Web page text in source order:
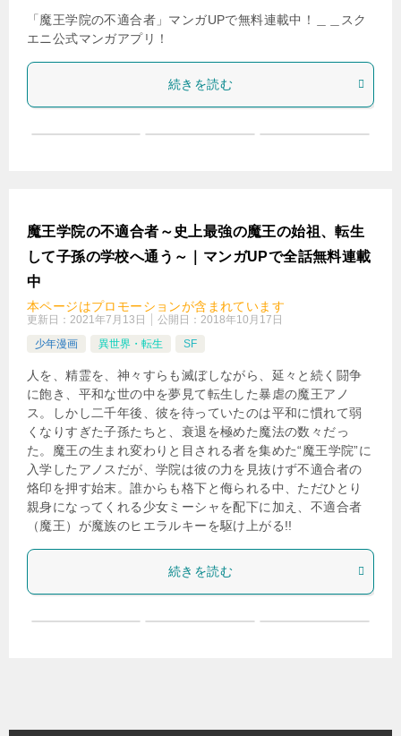
「魔王学院の不適合者」マンガUPで無料連載中！＿＿スク
エニ公式マンガアプリ！
続きを読む
魔王学院の不適合者～史上最強の魔王の始祖、転生
して子孫の学校へ通う～｜マンガUPで全話無料連載
中
本ページはプロモーションが含まれています
更新日： 2021年7月13日 公開日： 2018年10月17日
少年漫画
異世界・転生 SF
人を、精霊を、神々すらも滅ぼしながら、延々と続く闘争
に飽き、平和な世の中を夢見て転生した暴虐の魔王アノ
ス。しかし二千年後、彼を待っていたのは平和に慣れて弱
くなりすぎた子孫たちと、衰退を極めた魔法の数々だっ
た。魔王の生まれ変わりと目される者を集めた“魔王学院”に
入学したアノスだが、学院は彼の力を見抜けず不適合者の
烙印を押す始末。誰からも格下と侮られる中、ただひとり
親身になってくれる少女ミーシャを配下に加え、不適合者
（魔王）が魔族のヒエラルキーを駆け上がる!!
続きを読む